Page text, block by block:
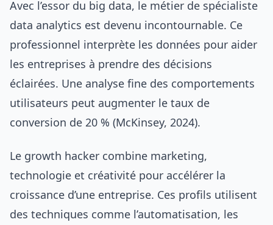
Avec l’essor du big data, le métier de spécialiste
data analytics est devenu incontournable. Ce
professionnel interprète les données pour aider
les entreprises à prendre des décisions
éclairées. Une analyse fine des comportements
utilisateurs peut augmenter le taux de
conversion de 20 % (McKinsey, 2024).
Le growth hacker combine marketing,
technologie et créativité pour accélérer la
croissance d’une entreprise. Ces profils utilisent
des techniques comme l’automatisation, les